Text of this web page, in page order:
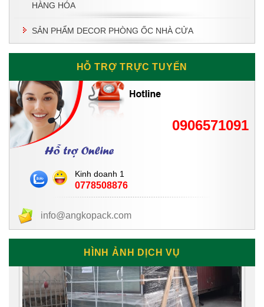
HÀNG HÓA
SẢN PHẨM DECOR PHÒNG ỐC NHÀ CỬA
HỖ TRỢ TRỰC TUYẾN
0906571091
Kinh doanh 1
0778508876
info@angkopack.com
HÌNH ẢNH DỊCH VỤ